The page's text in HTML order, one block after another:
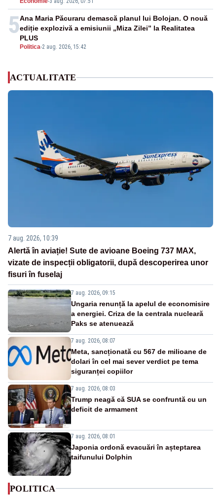
5
Politica-2 aug. 2026, 15:42
Ana Maria Păcuraru demască planul lui Bolojan. O nouă
ediție explozivă a emisiunii „Miza Zilei” la Realitatea
PLUS
ACTUALITATE
7 aug. 2026, 10:39
Alertă în aviație! Sute de avioane Boeing 737 MAX,
vizate de inspecții obligatorii, după descoperirea unor
fisuri în fuselaj
7 aug. 2026, 09:15
Ungaria renunță la apelul de economisire
a energiei. Criza de la centrala nucleară
Paks se atenuează
7 aug. 2026, 08:07
Meta, sancționată cu 567 de milioane de
dolari în cel mai sever verdict pe tema
siguranței copiilor
7 aug. 2026, 08:03
Trump neagă că SUA se confruntă cu un
deficit de armament
7 aug. 2026, 08:01
Japonia ordonă evacuări în așteptarea
taifunului Dolphin
POLITICA